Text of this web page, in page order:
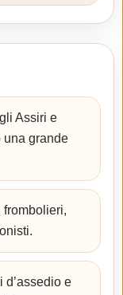
Assiri e
una grande
d’assedio e